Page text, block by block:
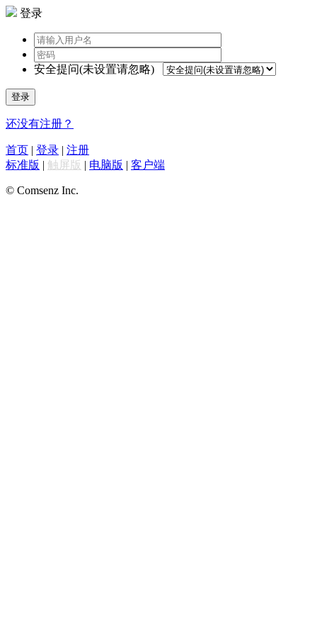
登录
安全提问(未设置请忽略)
登录
还没有注册？
首页 | 登录 | 注册
标准版 | 触屏版 | 电脑版 | 客户端
© Comsenz Inc.